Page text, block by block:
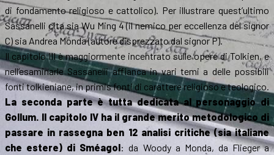
di fondamento religioso e cattolico). Per illustrare quest’ultimo
Sassanelli cita sia Wu Ming 4 (il nemico per eccellenza del signor
C) sia Andrea Monda (autore disprezzato dal signor P).
Il capitolo III è maggiormente incentrato sulle opere di Tolkien, e
nell’esaminarle Sassanelli affianca in vari temi a delle possibili
fonti tolkieniane, in primis fonti di carattere religioso e teologico.
La seconda parte è tutta dedicata al personaggio di
Gollum. Il capitolo IV ha il grande merito metodologico di
passare in rassegna ben 12 analisi critiche (sia italiane
che estere) di Sméagol: da Woody a Monda, da Flieger a